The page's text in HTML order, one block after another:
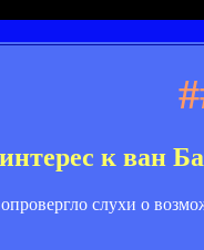
к ван
слухи о